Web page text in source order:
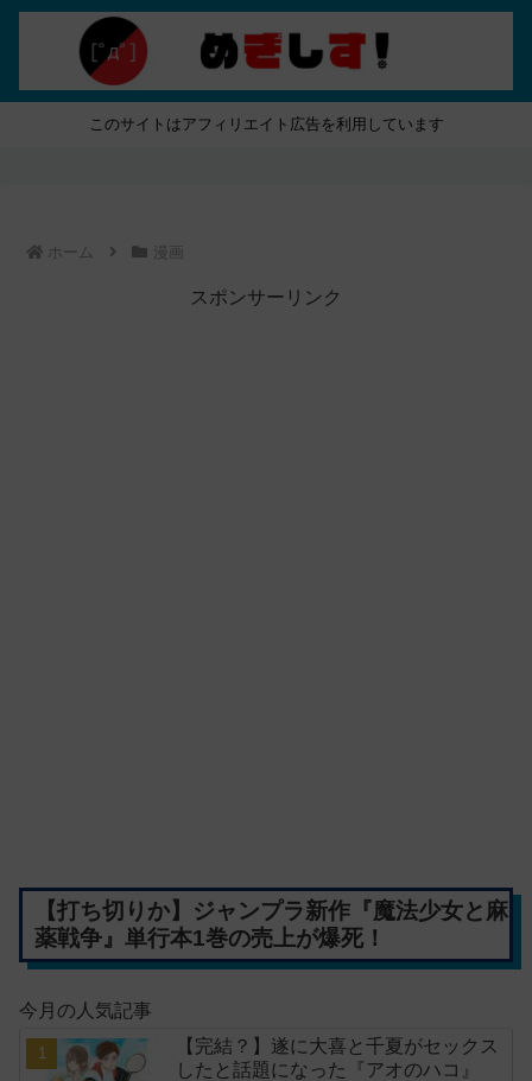
このサイトはアフィリエイト広告を利用しています
ホーム 漫画
スポンサーリンク
【打ち切りか】ジャンプラ新作『魔法少女と麻
薬戦争』単行本1巻の売上が爆死！
今月の人気記事
【完結？】遂に大喜と千夏がセックス
したと話題になった『アオのハコ』